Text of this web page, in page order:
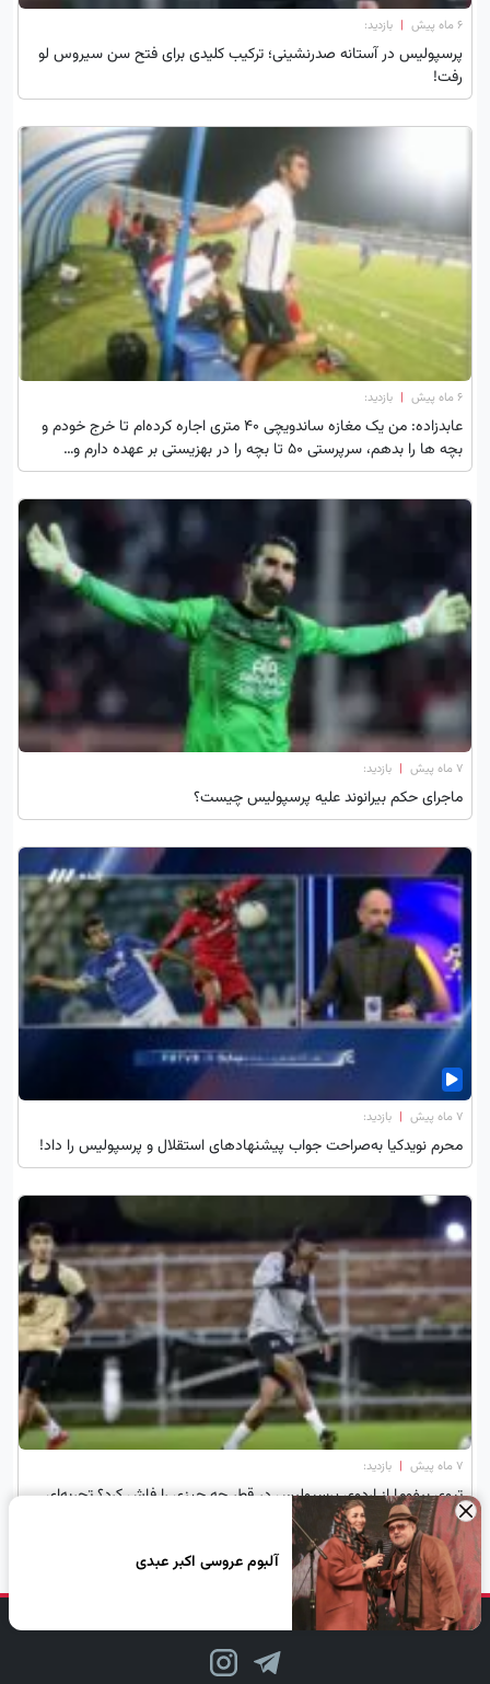
۶ ماه پیش | بازدید:
پرسپولیس در آستانه صدرنشینی؛ ترکیب کلیدی برای فتح سن سیروس لو
رفت!
۶ ماه پیش | بازدید:
عابدزاده: من یک مغازه ساندویچی 40 متری اجاره کرده‌ام تا خرج خودم و
بچه ها را بدهم، سرپرستی 50 تا بچه را در بهزیستی بر عهده دارم و…
۷ ماه پیش | بازدید:
ماجرای حکم بیرانوند علیه پرسپولیس چیست؟
۷ ماه پیش | بازدید:
محرم نویدکیا به‌صراحت جواب پیشنهادهای استقلال و پرسپولیس را داد!
۷ ماه پیش | بازدید:
تیوی بیفوما از اردوی پرسپولیس در قطر چه چیزی را فاش کرد؟ تجربه‌ای
بی‌سابقه و انگیزه‌های بزرگ!×
آلبوم عروسی اکبر عبدی